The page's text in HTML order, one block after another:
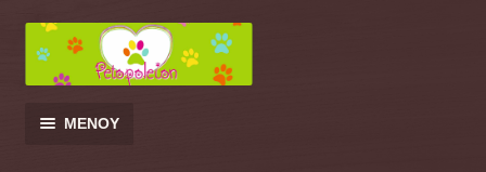
Απευθείας
μετάβαση
στην
πλοήγηση
Μετάβαση
σε
περιεχόμενο
ΜΕΝΟΎ